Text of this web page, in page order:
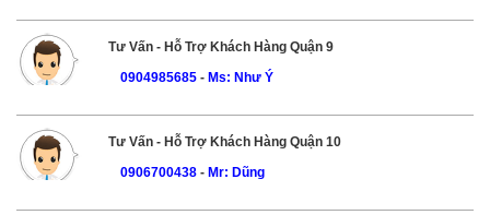
Tư Vấn - Hỗ Trợ Khách Hàng Quận 9
0904985685- Ms: Như Ý
Tư Vấn - Hỗ Trợ Khách Hàng Quận 10
0906700438- Mr: Dũng